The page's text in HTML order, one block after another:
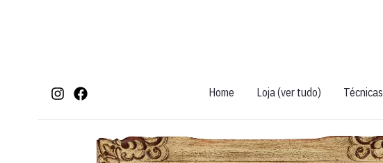
Home Loja (ver tudo) Técnicas